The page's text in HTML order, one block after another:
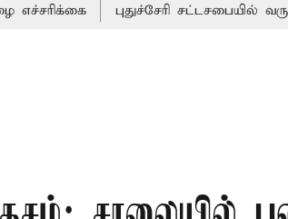
புதுச்சேரி சட்டசபையில் வரும்